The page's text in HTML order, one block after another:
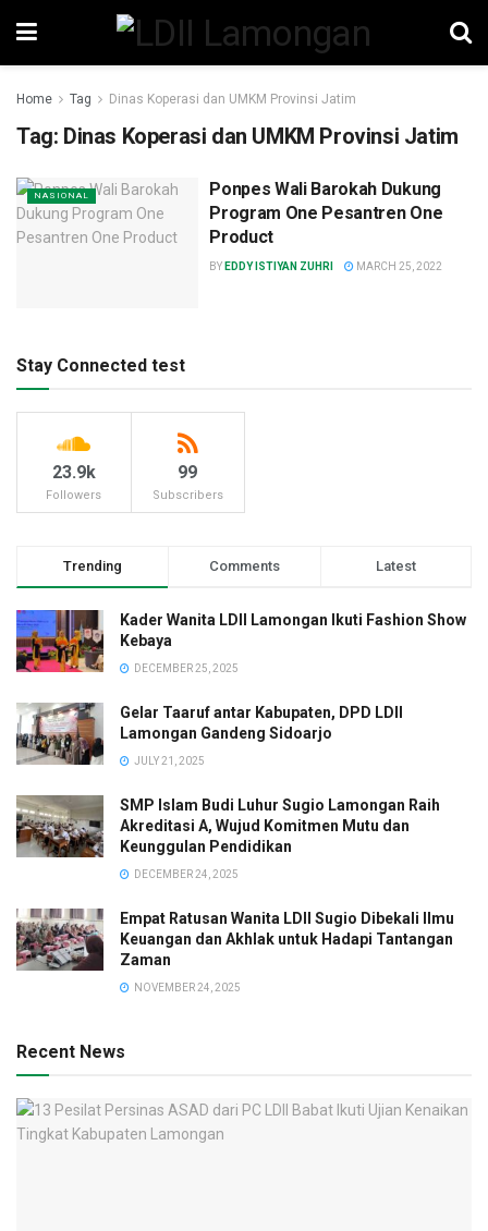
Home Tag Dinas Koperasi dan UMKM Provinsi Jatim
Tag: Dinas Koperasi dan UMKM Provinsi Jatim
NASIONAL
Ponpes Wali Barokah Dukung
Program One Pesantren One
Product
BY EDDY ISTIYAN ZUHRI MARCH 25, 2022
Stay Connected test
23.9k
Followers
99
Subscribers
Trending Comments Latest
Kader Wanita LDII Lamongan Ikuti Fashion Show
Kebaya
DECEMBER 25, 2025
Gelar Taaruf antar Kabupaten, DPD LDII
Lamongan Gandeng Sidoarjo
JULY 21, 2025
SMP Islam Budi Luhur Sugio Lamongan Raih
Akreditasi A, Wujud Komitmen Mutu dan
Keunggulan Pendidikan
DECEMBER 24, 2025
Empat Ratusan Wanita LDII Sugio Dibekali Ilmu
Keuangan dan Akhlak untuk Hadapi Tantangan
Zaman
NOVEMBER 24, 2025
Recent News